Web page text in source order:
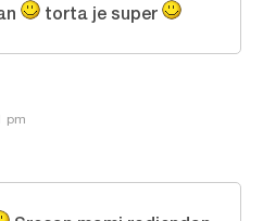
pm
torta je super